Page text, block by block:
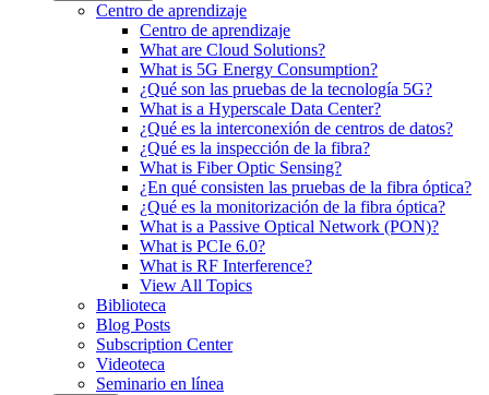
Centro de aprendizaje
Centro de aprendizaje
What are Cloud Solutions?
What is 5G Energy Consumption?
¿Qué son las pruebas de la tecnología 5G?
What is a Hyperscale Data Center?
¿Qué es la interconexión de centros de datos?
¿Qué es la inspección de la fibra?
What is Fiber Optic Sensing?
¿En qué consisten las pruebas de la fibra óptica?
¿Qué es la monitorización de la fibra óptica?
What is a Passive Optical Network (PON)?
What is PCIe 6.0?
What is RF Interference?
View All Topics
Biblioteca
Blog Posts
Subscription Center
Videoteca
Seminario en línea